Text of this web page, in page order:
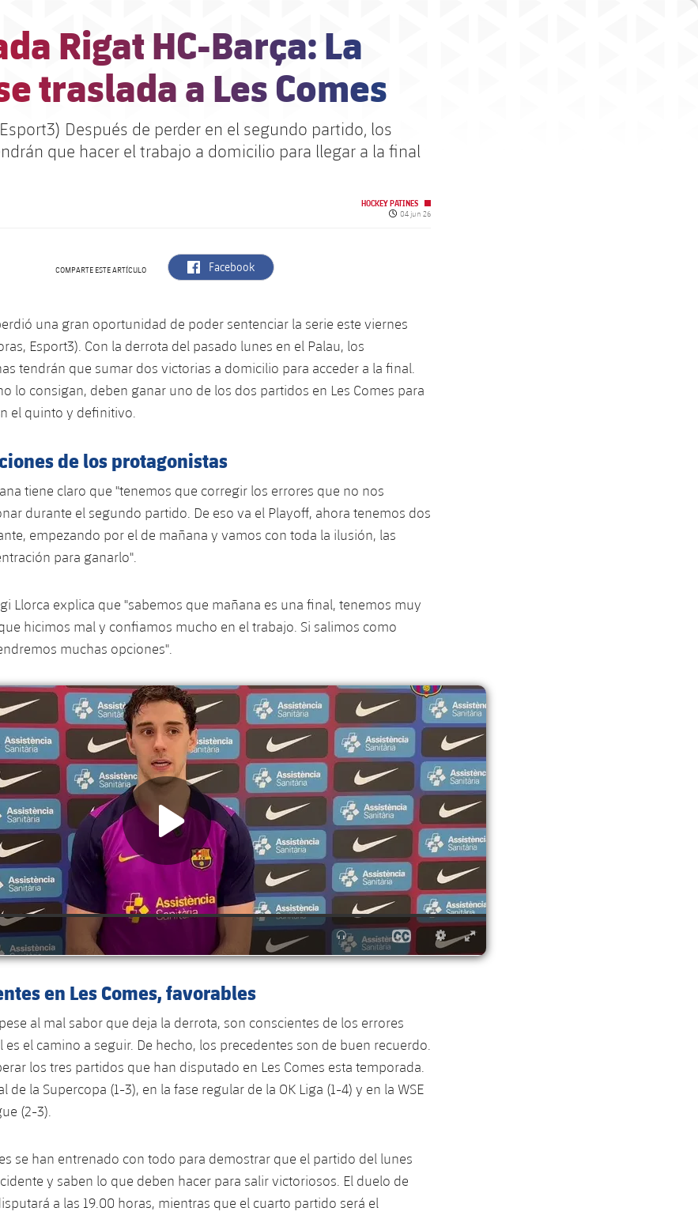
Rigat HC-Barça: La
traslada a Les Comes
Después de perder en el segundo partido, los
que hacer el trabajo a domicilio para llegar a la final
HOCKEY PATINES
Fecha de publicación
04 jun 26
COMPARTE ESTE ARTÍCULO label.aria.facebook
Facebook
una gran oportunidad de poder sentenciar la serie este viernes
Esport3). Con la derrota del pasado lunes en el Palau, los
tendrán que sumar dos victorias a domicilio para acceder a la final.
lo consigan, deben ganar uno de los dos partidos en Les Comes para
el quinto y definitivo.
de los protagonistas
tiene claro que "tenemos que corregir los errores que no nos
durante el segundo partido. De eso va el Playoff, ahora tenemos dos
empezando por el de mañana y vamos con toda la ilusión, las
para ganarlo".
Llorca explica que "sabemos que mañana es una final, tenemos muy
hicimos mal y confiamos mucho en el trabajo. Si salimos como
muchas opciones".
en Les Comes, favorables
al mal sabor que deja la derrota, son conscientes de los errores
el camino a seguir. De hecho, los precedentes son de buen recuerdo.
los tres partidos que han disputado en Les Comes esta temporada.
de la Supercopa (1-3), en la fase regular de la OK Liga (1-4) y en la WSE
(2-3).
se han entrenado con todo para demostrar que el partido del lunes
y saben lo que deben hacer para salir victoriosos. El duelo de
a las 19.00 horas, mientras que el cuarto partido será el